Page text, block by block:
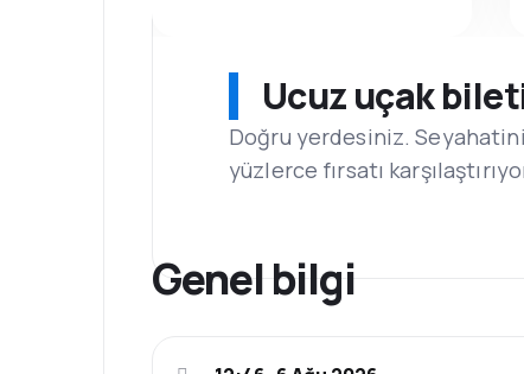
Ucuz uçak
Doğru yerdesiniz.
yüzlerce fırsatı
Genel bilgi